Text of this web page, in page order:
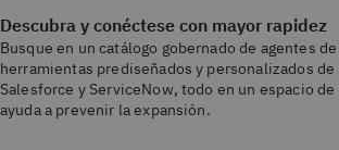
Descubra y conéctese con mayor rapidez
Busque en un catálogo gobernado de agentes
herramientas prediseñados y personalizados
Salesforce y ServiceNow, todo en un espacio
ayuda a prevenir la expansión.